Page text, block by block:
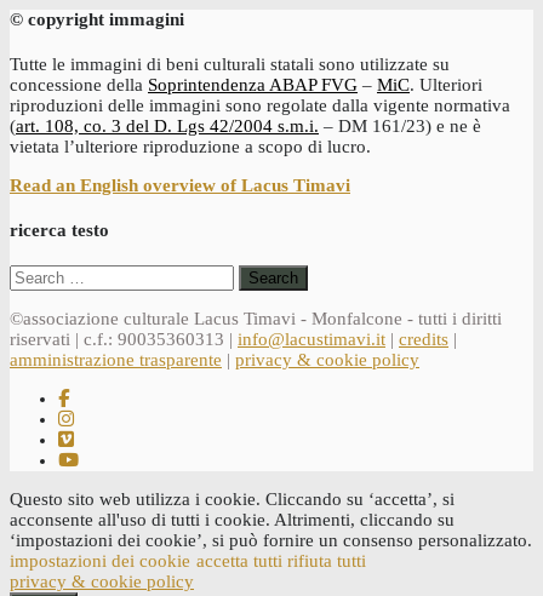
© copyright immagini
Tutte le immagini di beni culturali statali sono utilizzate su
concessione della Soprintendenza ABAP FVG – MiC. Ulteriori
riproduzioni delle immagini sono regolate dalla vigente normativa
(art. 108, co. 3 del D. Lgs 42/2004 s.m.i. – DM 161/23) e ne è
vietata l’ulteriore riproduzione a scopo di lucro.
Read an English overview of Lacus Timavi
ricerca testo
Search
for:
©associazione culturale Lacus Timavi - Monfalcone - tutti i diritti
riservati | c.f.: 90035360313 | info@lacustimavi.it | credits |
amministrazione trasparente | privacy & cookie policy
Questo sito web utilizza i cookie. Cliccando su ‘accetta’, si
acconsente all'uso di tutti i cookie. Altrimenti, cliccando su
‘impostazioni dei cookie’, si può fornire un consenso personalizzato.
impostazioni dei cookie accetta tutti rifiuta tutti
privacy & cookie policy